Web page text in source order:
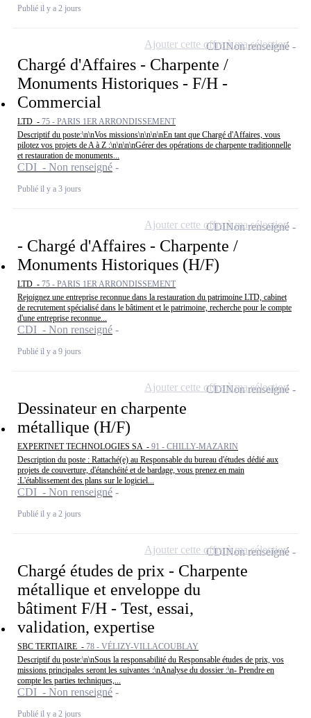
Publié il y a 2 jours
Chargé d'Affaires - Charpente /
Monuments Historiques - F/H -
Commercial
LTD - 75 - PARIS 1ER ARRONDISSEMENT
Descriptif du poste:\n\nVos missions\n\n\n\nEn tant que Chargé d'Affaires, vous
pilotez vos projets de A à Z :\n\n\n\nGérer des opérations de charpente traditionnelle
et restauration de monuments...
CDI - Non renseigné
Publié il y a 3 jours
CDINon renseigné
Ajouter cette offre à ma sélection
- Chargé d'Affaires - Charpente /
Monuments Historiques (H/F)
LTD - 75 - PARIS 1ER ARRONDISSEMENT
Rejoignez une entreprise reconnue dans la restauration du patrimoine LTD, cabinet
de recrutement spécialisé dans le bâtiment et le patrimoine, recherche pour le compte
d'une entreprise reconnue...
CDI - Non renseigné
Publié il y a 9 jours
CDINon renseigné
Ajouter cette offre à ma sélection
Dessinateur en charpente
métallique (H/F)
EXPERTNET TECHNOLOGIES SA - 91 - CHILLY-MAZARIN
Description du poste : Rattaché(e) au Responsable du bureau d'études dédié aux
projets de couverture, d'étanchéité et de bardage, vous prenez en main
:L'établissement des plans sur le logiciel...
CDI - Non renseigné
Publié il y a 2 jours
CDINon renseigné
Ajouter cette offre à ma sélection
Chargé études de prix - Charpente
métallique et enveloppe du
bâtiment F/H - Test, essai,
validation, expertise
SBC TERTIAIRE - 78 - VÉLIZY-VILLACOUBLAY
Descriptif du poste:\n\nSous la responsabilité du Responsable études de prix, vos
missions principales seront les suivantes :\nAnalyse du dossier :\n- Prendre en
compte les parties techniques,...
CDI - Non renseigné
Publié il y a 2 jours
CDINon renseigné
Ajouter cette offre à ma sélection